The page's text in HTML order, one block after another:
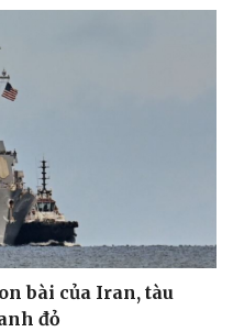
bài của Iran, tàu
đỏ